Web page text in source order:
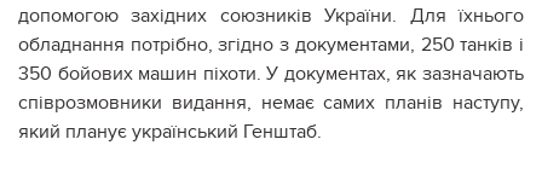
допомогою західних союзників України. Для їхнього
обладнання потрібно, згідно з документами, 250 танків і
350 бойових машин піхоти. У документах, як зазначають
співрозмовники видання, немає самих планів наступу,
який планує український Генштаб.